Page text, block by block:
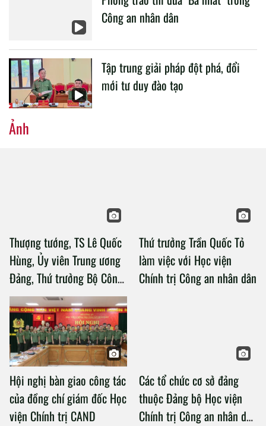
Công an nhân dân
Tập trung giải pháp đột phá, đổi
mới tư duy đào tạo
Ảnh
Thượng tướng, TS Lê Quốc
Hùng, Ủy viên Trung ương
Đảng, Thứ trưởng Bộ Công
an làm việc với Học viện
Chính trị Công an nhân dân
Thứ trưởng Trần Quốc Tỏ
làm việc với Học viện
Chính trị Công an nhân dân
Hội nghị bàn giao công tác
của đồng chí giám đốc Học
viện Chính trị CAND
Các tổ chức cơ sở đảng
thuộc Đảng bộ Học viện
Chính trị Công an nhân dân